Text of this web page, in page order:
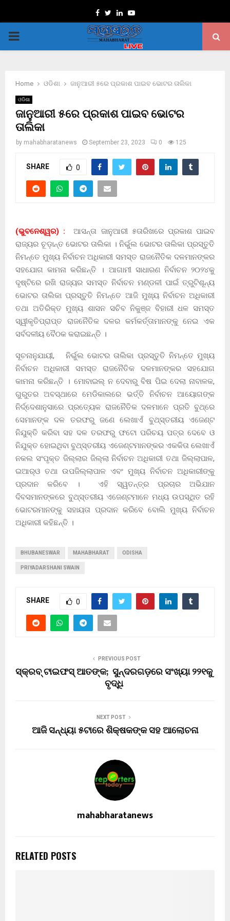
Facebook
TwitterLinkedinYoutube
PRIMARY
Home ଓଡିଶା ଜାନୁଆରୀ ୫ରେ ପ୍ରକାଶ ପାଇବ ଭୋଟର ତାଲିକା
ଓଡିଶା
ଜାନୁଆରୀ ୫ରେ ପ୍ରକାଶ ପାଇବ ଭୋଟର
ତାଲିକା
by mahabharatanews September 23, 2023 0 125
SHARE 0
(ଭୁବନେଶ୍ୱର) :
ଆସନ୍ତା ଜାନୁଆରୀ ୫ତାରିଖରେ ପ୍ରକାଶ ପାଇବ
ରାଜ୍ୟର ଚୂଡ଼ାନ୍ତ ଭୋଟର ତାଲିକା । ନିର୍ଭୁଲ ଭୋଟର ତାଲିକା ପ୍ରସ୍ତୁତି
ନିମନ୍ତେ ମୁଖ୍ୟ ନିର୍ବାଚନ ଅଧିକାରୀ ସମସ୍ତ ରାଜନୈତିକ ଦଳମାନଙ୍କର
ସହଯୋଗ କାମନା କରିଛନ୍ତି । ଆଗାମୀ ସାଧାରଣ ନିର୍ବାଚନ ୨୦୨୪କୁ
ଦୃଷ୍ଟିରେ ରଖି ରାଜ୍ୟର ସମସ୍ତ ନିର୍ବାଚନ ମଣ୍ଡଳୀ ପାଇଁ ତ୍ରୁଟିଶୂନ୍ୟ
ଭୋଟର ତାଲିକା ପ୍ରସ୍ତୁତି ନିମନ୍ତେ ଆଜି ମୁଖ୍ୟ ନିର୍ବାଚନ ଅଧିକାରୀ
ତଥା ଅତିରିକ୍ତ ମୁଖ୍ୟ ଶାସନ ସଚିବ ନିକୁଞ୍ଜ ବିହାରୀ ଧଳ ସମସ୍ତ
ସ୍ୱୀକୃତିପ୍ରାପ୍ତ ରାଜନୈତିକ ଦଳର କର୍ମକର୍ତ୍ତାମାନଙ୍କୁ ନେଇ ଏକ
ସର୍ବଦଳୀୟ ବୈଠକ କରାଇଛନ୍ତି ।
ସୂଚନାନୁଯାୟୀ, ନିର୍ଭୁଲ ଭୋଟର ତାଲିକା ପ୍ରସ୍ତୁତି ନିମନ୍ତେ ମୁଖ୍ୟ
ନିର୍ବାଚନ ଅଧିକାରୀ ସମସ୍ତ ରାଜନୈତିକ ଦଳମାନଙ୍କର ସହଯୋଗ
କାମନା କରିଛନ୍ତି । ମୋବାଇଲ୍ ନ ଦେବାରୁ ବିଷ ପିଇ ଦେଲା ନାବାଳକ,
ଗୁରୁତର ଅବସ୍ଥାରେ ମେଡିକାଲରେ ଭର୍ତ୍ତି ନିର୍ବାଚନ ଆୟୋଗଙ୍କ
ନିର୍ଦ୍ଦେଶାନୁସାରେ ପ୍ରତ୍ୟେକ ରାଜନୈତିକ ଦଳମାନେ ପ୍ରତି ବୁଥ୍‌ରେ
ସେମାନଙ୍କ ଦଳ ତରଫରୁ ଜଣେ ଲେଖାଏଁ ବୁଥ୍‌ସ୍ତରୀୟ ଏଜେଣ୍ଟ
ନିଯୁକ୍ତି କରିବା ସହ ଦଳ ତରଫରୁ ଫଟୋ ପରିଚୟ ପତ୍ର ଦେବେ ଓ
ନିଯୁକ୍ତ ହୋଇଥିବା ବୁଥ୍‌ସ୍ତରୀୟ ଏଜେଣ୍ଟମାନଙ୍କର ଏକକିତା ଲେଖାଏଁ
ନକଲ ସଂପୃକ୍ତ ଜିଲ୍ଲାର ଜିଲ୍ଲା ନିର୍ବାଚନ ଅଧିକାରୀ ତଥା ଜିଲ୍ଲାପାଳ,
ଇଆର୍‌ଓ ତଥା ଉପଜିଲ୍ଲାପାଳ ଏବଂ ମୁଖ୍ୟ ନିର୍ବାଚନ ଅଧିକାରୀଙ୍କୁ
ପ୍ରଦାନ କରିବେ । ଏହି ସ୍ୱତନ୍ତ୍ର ପ୍ରଚାର ଅଭିଯାନ
ଦିବସମାନଙ୍କରେ ବୁଥ୍‌ସ୍ତରୀୟ ଏଜେଣ୍ଟମାନେ ମଧ୍ୟ ଉପସ୍ଥିତ ରହି
ଭୋଟରମାନଙ୍କୁ ସହାୟତା ପ୍ରଦାନ କରିବେ ବୋଲି ମୁଖ୍ୟ ନିର୍ବାଚନ
ଅଧିକାରୀ କହିଛନ୍ତି ।
BHUBANESWAR MAHABHARAT ODISHA
PRIYADARSHANI SWAIN
SHARE 0
PREVIOUS POST
ସ୍କ୍ରବ୍ ଟାଇଫସ୍ ଆତଙ୍କ; ସୁନ୍ଦରଗଡ଼ରେ ସଂଖ୍ୟା ୨୨୧କୁ
ବୃଦ୍ଧି
NEXT POST
ଆଜି ସନ୍ଧ୍ୟା ୫ଟାରେ ଶିକ୍ଷକଙ୍କ ସହ ଆଲୋଚନା
mahabharatanews
RELATED POSTS